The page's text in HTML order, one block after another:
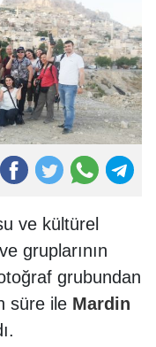
kültürel
gruplarının
grubundan
süre ile Mardin